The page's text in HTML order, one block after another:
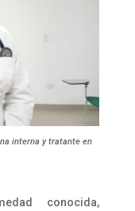
interna y tratante en
conocida,